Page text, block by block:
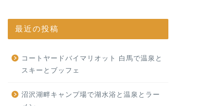
最近の投稿
コートヤードバイマリオット 白馬で温泉と
スキーとブッフェ
沼沢湖畔キャンプ場で湖水浴と温泉とラー